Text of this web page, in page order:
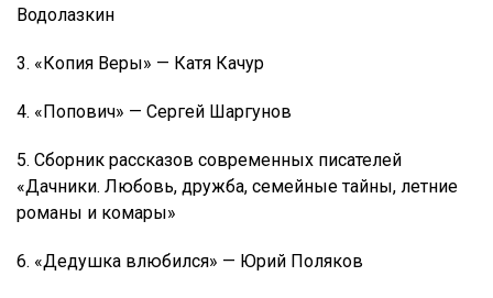
Водолазкин
3. «Копия Веры» — Катя Качур
4. «Попович» — Сергей Шаргунов
5. Сборник рассказов современных писателей
«Дачники. Любовь, дружба, семейные тайны, летние
романы и комары»
6. «Дедушка влюбился» — Юрий Поляков